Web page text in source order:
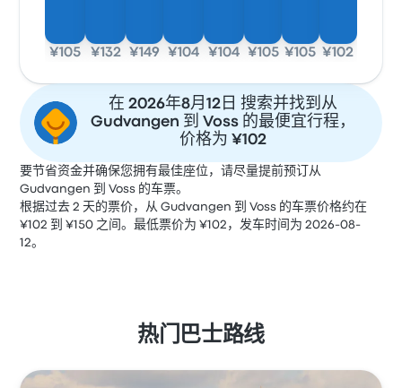
¥105 ¥132 ¥149 ¥104 ¥104 ¥105 ¥105 ¥102
在 2026年8月12日 搜索并找到从
Gudvangen 到 Voss 的最便宜行程，
价格为 ¥102
要节省资金并确保您拥有最佳座位，请尽量提前预订从
Gudvangen 到 Voss 的车票。
根据过去 2 天的票价，从 Gudvangen 到 Voss 的车票价格约在
¥102 到 ¥150 之间。最低票价为 ¥102，发车时间为 2026-08-
12。
热门巴士路线